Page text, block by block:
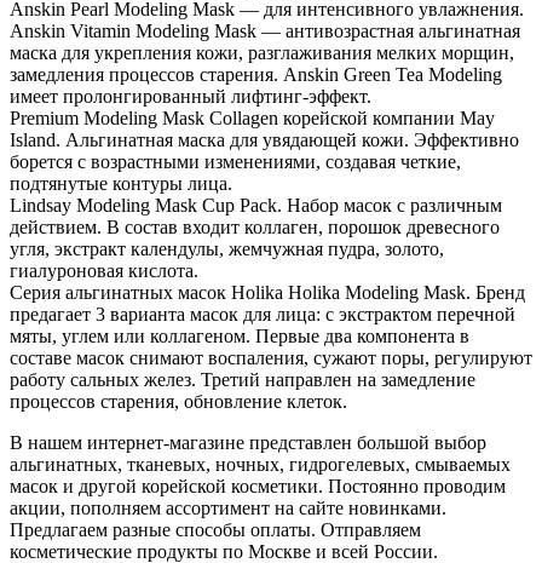
Anskin Pearl Modeling Mask — для интенсивного увлажнения.
Anskin Vitamin Modeling Mask — антивозрастная альгинатная
маска для укрепления кожи, разглаживания мелких морщин,
замедления процессов старения. Anskin Green Tea Modeling
имеет пролонгированный лифтинг-эффект.
Premium Modeling Mask Collagen корейской компании May
Island. Альгинатная маска для увядающей кожи. Эффективно
борется с возрастными изменениями, создавая четкие,
подтянутые контуры лица.
Lindsay Modeling Mask Cup Pack. Набор масок с различным
действием. В состав входит коллаген, порошок древесного
угля, экстракт календулы, жемчужная пудра, золото,
гиалуроновая кислота.
Серия альгинатных масок Holika Holika Modeling Mask. Бренд
предагает 3 варианта масок для лица: с экстрактом перечной
мяты, углем или коллагеном. Первые два компонента в
составе масок снимают воспаления, сужают поры, регулируют
работу сальных желез. Третий направлен на замедление
процессов старения, обновление клеток.
В нашем интернет-магазине представлен большой выбор
альгинатных, тканевых, ночных, гидрогелевых, смываемых
масок и другой корейской косметики. Постоянно проводим
акции, пополняем ассортимент на сайте новинками.
Предлагаем разные способы оплаты. Отправляем
косметические продукты по Москве и всей России.